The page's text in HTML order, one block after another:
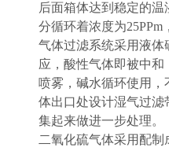
后面箱体达到稳定的
分循环着浓度为
气体过滤系统采用液
应，酸性气体即被中和
喷雾，碱水循环使用
体出口处设计湿气过
集起来做进一步处理。
二氧化硫气体采用配